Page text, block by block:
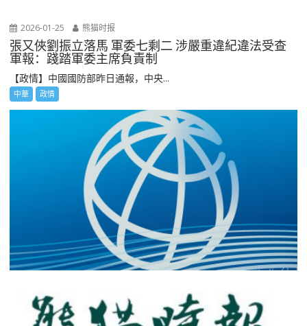
2026-01-25 熊猫时报
張又俠劉振立落馬 軍委七剩二 涉嚴重違紀違法受查
軍報：踐踏軍委主席負責制
【政情】中國國防部昨日通報，中央...
中華 政情